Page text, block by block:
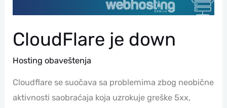
CloudFlare je down
Hosting obaveštenja
Cloudflare se suočava sa problemima zbog neobične
aktivnosti saobraćaja koja uzrokuje greške 5xx,